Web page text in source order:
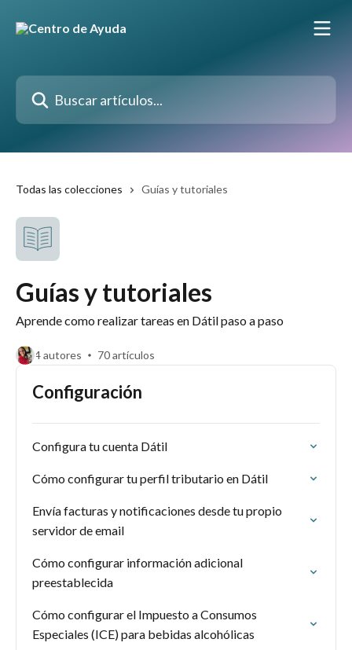
Buscar artículos...
Todas las colecciones Guías y tutoriales
Guías y tutoriales
Aprende como realizar tareas en Dátil paso a paso
4 autores 70 artículos
Configuración
Configura tu cuenta Dátil
Cómo configurar tu perfil tributario en Dátil
Envía facturas y notificaciones desde tu propio
servidor de email
Cómo configurar información adicional
preestablecida
Cómo configurar el Impuesto a Consumos
Especiales (ICE) para bebidas alcohólicas